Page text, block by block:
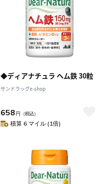
◆ディアナチュラ ヘム鉄 30粒
サンドラッグe-shop
658 円 （税込）
積算 6 マイル (1倍)